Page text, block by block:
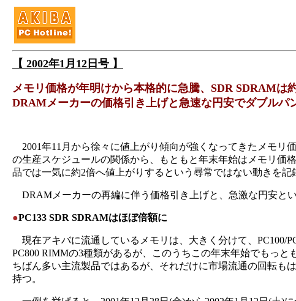
【 2002年1月12日号 】
メモリ価格が年明けから本格的に急騰、SDR SDRAMは
DRAMメーカーの価格引き上げと急速な円安でダブルパ
2001年11月から徐々に値上がり傾向が強くなってきたメモリ
の生産スケジュールの関係から、もともと年末年始はメモリ価
品では一気に約2倍へ値上がりするという尋常ではない動きを記
DRAMメーカーの再編に伴う価格引き上げと、急激な円安と
●PC133 SDR SDRAMはほぼ倍額に
現在アキバに流通しているメモリは、大きく分けて、PC100/
PC800 RIMMの3種類があるが、このうちこの年末年始でもっと
ちばん多い主流製品ではあるが、それだけに市場流通の回転も
持つ。